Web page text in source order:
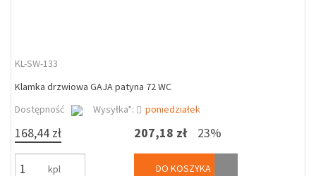
KL-SW-133
Klamka drzwiowa GAJA patyna 72 WC
Dostępność
Wysyłka*: poniedziałek
168,44 zł
kpl
207,18 zł 23%
DO KOSZYKA